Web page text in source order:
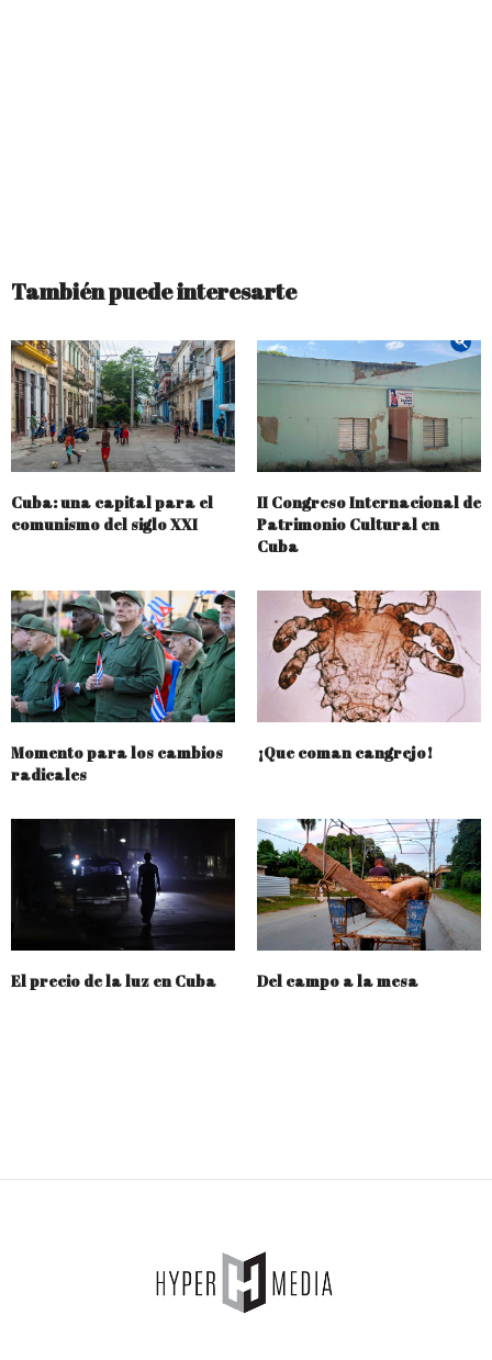
También puede interesarte
Cuba: una capital para el
comunismo del siglo XXI
II Congreso Internacional de
Patrimonio Cultural en
Cuba
Momento para los cambios
radicales
¡Que coman cangrejo!
El precio de la luz en Cuba Del campo a la mesa